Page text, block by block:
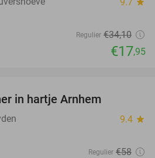
Regulier €34,10
€17,95
in hartje Arnhem
9.4 star
Regulier €58